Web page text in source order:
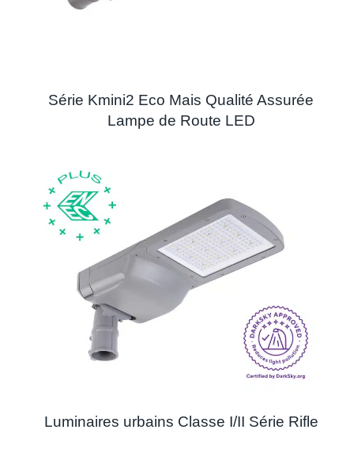
Série Kmini2 Eco Mais Qualité Assurée
Lampe de Route LED
Luminaires urbains Classe I/II Série Rifle